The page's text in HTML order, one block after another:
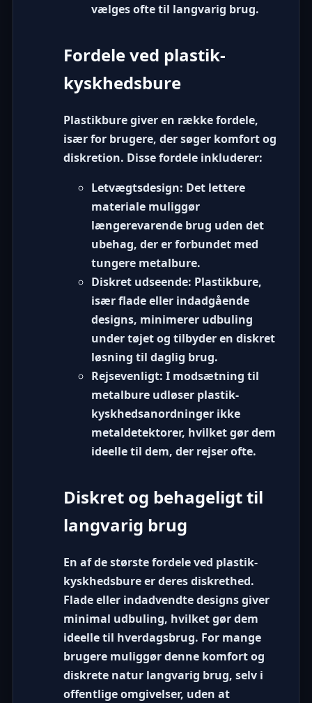
vælges ofte til langvarig brug.
Fordele ved plastik-
kyskhedsbure
Plastikbure giver en række fordele,
især for brugere, der søger komfort og
diskretion. Disse fordele inkluderer:
Letvægtsdesign: Det lettere
materiale muliggør
længerevarende brug uden det
ubehag, der er forbundet med
tungere metalbure.
Diskret udseende: Plastikbure,
især flade eller indadgående
designs, minimerer udbuling
under tøjet og tilbyder en diskret
løsning til daglig brug.
Rejsevenligt: I modsætning til
metalbure udløser plastik-
kyskhedsanordninger ikke
metaldetektorer, hvilket gør dem
ideelle til dem, der rejser ofte.
Diskret og behageligt til
langvarig brug
En af de største fordele ved plastik-
kyskhedsbure er deres diskrethed.
Flade eller indadvendte designs giver
minimal udbuling, hvilket gør dem
ideelle til hverdagsbrug. For mange
brugere muliggør denne komfort og
diskrete natur langvarig brug, selv i
offentlige omgivelser, uden at